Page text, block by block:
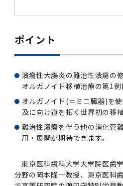
動物実験等に関する情報
企業等からの資金提供状況の
女性活躍推進法による一般
次世代育成支援対策推進法
動計画
女性の活躍推進に向けた取り
目標とする教員の適正な年
次世代認定マーク「くるみ
Call for Applications to
Program (formerly the
Program) for the 2024
令和6年度（2024年度）東
「TMDU-SPRING」対象学
（※春入学対象）について
Call for Application to
by Eligible Students
附属学校在学生
応要領
式を行いました。
「研究者早期育成コース及
ス」採用決定通知書授与式
令和４年度（２０２２年度
「研究者早期育成コース及
ス」採用決定通知書授与式
令和３年度（２０２１年度
「卓越大学院生制度（Ⅰ）
就職活動体験談について
OB・OG情報について
内定取り消しについて
進路届の提出について
その他 就職関連情報（推薦
2020年 （PDF：67.8MB）
2019年 （PDF：71.7MB）
2018年 （PDF：83.3MB）
2017年 （PDF：75.1MB）
2023年度
2024年度
2022年度
2021年度
2023年（PDF：4.5MB）
2022年（PDF：53.8 MB）
2021年（PDF：4.5 MB）
2020年 （PDF：4.6MB）
2019年 （PDF：5.2MB）
Regarding education
the integration（For
students）
大学統合時の教育・学生生
向
Regarding education
the integration (For
教学IR関連公開情報トップ
医療ビッグデータによるト
ヘルスサイエンスR&Dセン
研究基盤クラスター（統合
研究基盤クラスター（統合
リサーチコアセンター
実験動物センター
生命倫理研究センター
先端医歯工学創成クラスタ
先端医歯工学創成クラスタ
トップ
再生医療研究センター（微
統合研究機構から他部局へ
統合研究機構から他部局へ
低侵襲医療センター（旧：
門）
門）トップ
ITヘルプデスク（学内専用
ITセキュリティ部門（学内
図書館部門
学生支援・保健管理機構ト
保健管理センター
湯島学生支援センタートッ
環境安全管理室
環境安全管理室トップ
広報部
ポイント
潰瘍性大腸炎の難治性潰瘍の
オルガノイド移植治療の第1例
オルガノイド(＝ミニ臓器)を
及に向け道を拓く世界初の移
難治性潰瘍を伴う他の消化管
用・展開が期待できます。
東京医科歯科大学大学院医歯
分野の岡本隆一教授、東京医科